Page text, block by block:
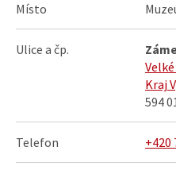
Místo
Ulice a čp.
Kraj
594
Telefon +420